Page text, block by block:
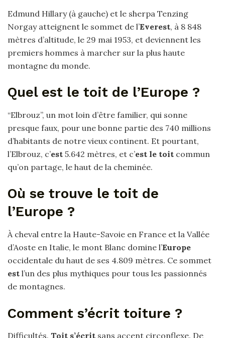
Edmund Hillary (à gauche) et le sherpa Tenzing
Norgay atteignent le sommet de l’Everest, à 8 848
mètres d’altitude, le 29 mai 1953, et deviennent les
premiers hommes à marcher sur la plus haute
montagne du monde.
Quel est le toit de l’Europe ?
“Elbrouz”, un mot loin d’être familier, qui sonne
presque faux, pour une bonne partie des 740 millions
d’habitants de notre vieux continent. Et pourtant,
l’Elbrouz, c’est 5.642 mètres, et c’est le toit commun
qu’on partage, le haut de la cheminée.
Où se trouve le toit de
l’Europe ?
À cheval entre la Haute-Savoie en France et la Vallée
d’Aoste en Italie, le mont Blanc domine l’Europe
occidentale du haut de ses 4.809 mètres. Ce sommet
est l’un des plus mythiques pour tous les passionnés
de montagnes.
Comment s’écrit toiture ?
Difficultés. Toit s’écrit sans accent circonflexe. De